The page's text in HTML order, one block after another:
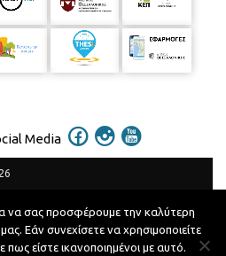
Media
να σας προσφέρουμε την καλύτερη
Εάν συνεχίσετε να χρησιμοποιείτε
είστε ικανοποιημένοι με αυτό.